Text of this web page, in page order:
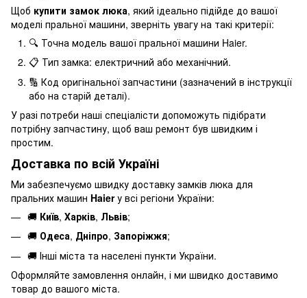
Щоб купити замок люка, який ідеально підійде до вашої
моделі пральної машини, зверніть увагу на такі критерії:
🔍 Точна модель вашої пральної машини Haier.
📋 Тип замка: електричний або механічний.
🔢 Код оригінальної запчастини (зазначений в інструкції
або на старій деталі).
У разі потреби наші спеціалісти допоможуть підібрати
потрібну запчастину, щоб ваш ремонт був швидким і
простим.
Доставка по всій Україні
Ми забезпечуємо швидку доставку замків люка для
пральних машин Haierу всі регіони України:
🚚 Київ, Харків, Львів;
🚚 Одеса, Дніпро, Запоріжжя;
🚚 Інші міста та населені пункти України.
Оформляйте замовлення онлайн, і ми швидко доставимо
товар до вашого міста.